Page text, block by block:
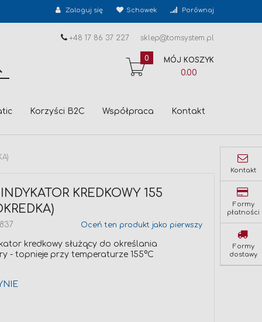
Zaloguj się Schowek Porównaj
+48 17 86 37 227 sklep@tomsystem.pl
MÓJ KOSZYK
0.00
0
Korzyści B2C Współpraca Kontakt
KREDKOWY 155
Oceń ten produkt jako pierwszy
kredkowy służący do określania
- topnieje przy temperaturze 155°C
Kontakt
Formy
płatności
Formy
dostawy